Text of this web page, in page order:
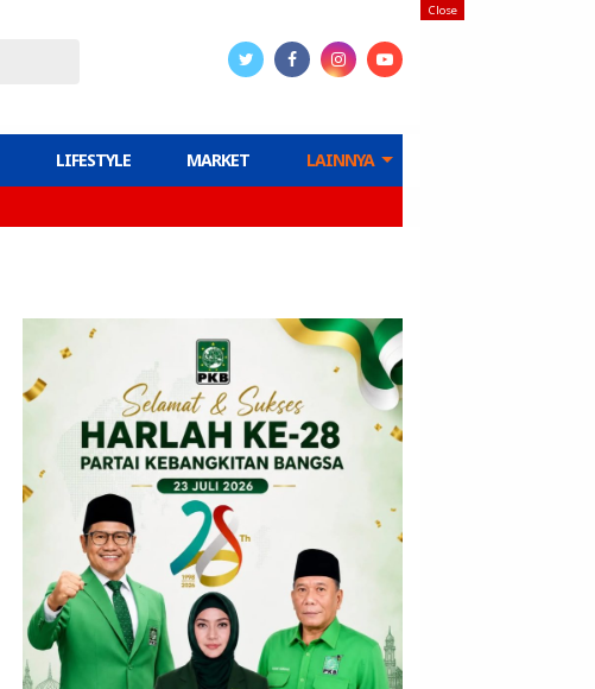
LIFESTYLE MARKET LAINNYA
Close